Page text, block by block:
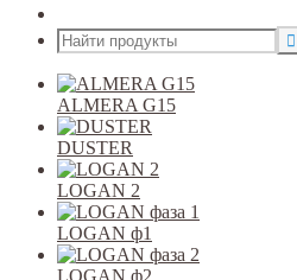
ALMERA G15
DUSTER
LOGAN 2
LOGAN ф1
LOGAN ф2